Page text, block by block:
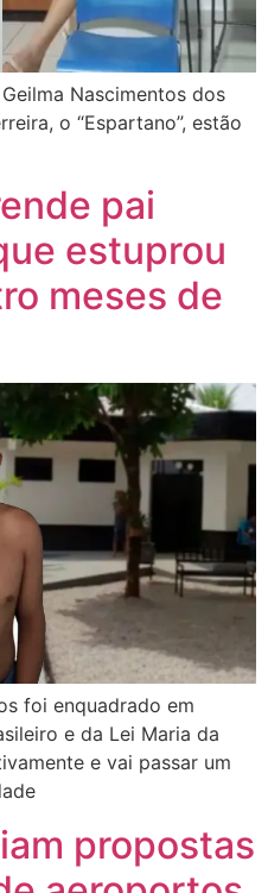
Nascimentos dos
o “Espartano”, estão
pai
estuprou
meses de
foi enquadrado em
e da Lei Maria da
e vai passar um
propostas